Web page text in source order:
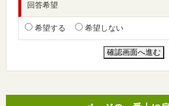
回答希望
希望する 希望しない